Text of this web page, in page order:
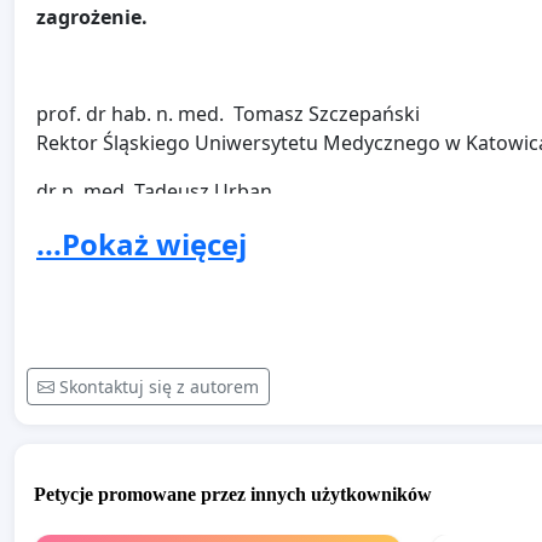
zagrożenie.
prof. dr hab. n. med. Tomasz Szczepański
Rektor Śląskiego Uniwersytetu Medycznego w
dr n. med. Tadeusz Urban
...Pokaż więcej
Skontaktuj się z autorem
Petycje promowane przez innych użytkowników